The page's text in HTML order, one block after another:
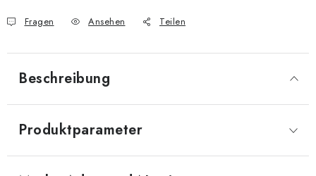
Fragen Ansehen Teilen
Beschreibung
Produktparameter